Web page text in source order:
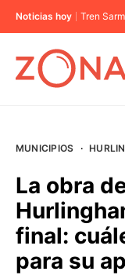
Noticias hoy Tren
BUENOS AIRES
PROVINCIAS
MUNICIPIOS ·
La obra
final:
para su